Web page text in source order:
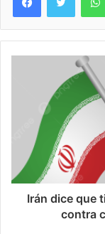
Irán dice que
contra